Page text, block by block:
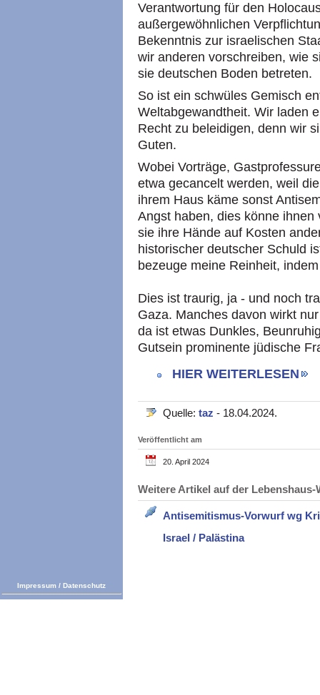
Verantwortung für den
außergewöhnlichen
Bekenntnis zur israelischen
wir anderen vorschreiben, wie
sie deutschen Boden betreten.
So ist ein schwüles Gemisch
Weltabgewandtheit. Wir laden
Recht zu beleidigen, denn wir
Guten.
Wobei Vorträge,
etwa gecancelt werden, weil
ihrem Haus käme sonst
Angst haben, dies könne
sie ihre Hände auf Kosten
historischer deutscher Schuld
bezeuge meine Reinheit,
Dies ist traurig, ja - und noch
Gaza. Manches davon wirkt
da ist etwas Dunkles,
Gutsein prominente jüdische
HIER WEITERLESEN
Quelle: taz - 18.04.2024.
Veröffentlicht am
20. April 2024
Weitere Artikel auf der
Antisemitismus-Vorwurf wg
Israel / Palästina
Impressum / Datenschutz